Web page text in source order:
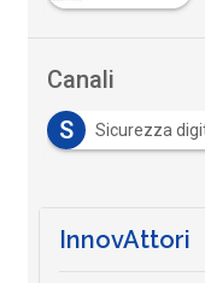
Canali
S
Sicurezza
InnovAttori